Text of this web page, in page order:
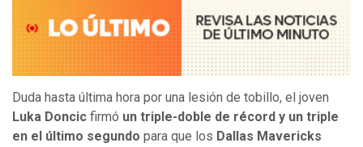
Duda hasta última hora por una lesión de tobillo, el joven
Luka Doncic firmó un triple-doble de récord y un triple
en el último segundo para que los Dallas Mavericks